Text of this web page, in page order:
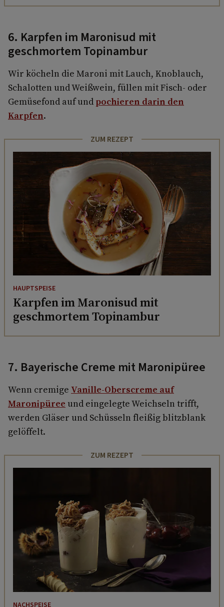
6. Karpfen im Maronisud mit
geschmortem Topinambur
Wir köcheln die Maroni mit Lauch, Knoblauch,
Schalotten und Weißwein, füllen mit Fisch- oder
Gemüsefond auf und pochieren darin den
Karpfen.
ZUM REZEPT
HAUPTSPEISE
Karpfen im Maronisud mit
geschmortem Topinambur
7. Bayerische Creme mit Maronipüree
Wenn cremige Vanille-Oberscreme auf
Maronipüree und eingelegte Weichseln trifft,
werden Gläser und Schüsseln fleißig blitzblank
gelöffelt.
ZUM REZEPT
NACHSPEISE